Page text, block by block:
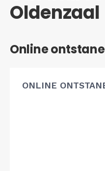
Oldenzaal
Online
ONLINE